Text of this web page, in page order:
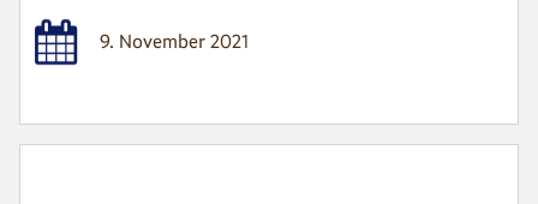
9. November 2021